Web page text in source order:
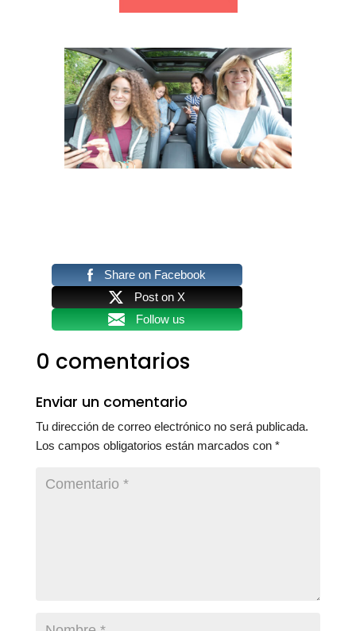
Share on Facebook
Post on X
Follow us
0 comentarios
Enviar un comentario
Tu dirección de correo electrónico no será publicada.
Los campos obligatorios están marcados con *